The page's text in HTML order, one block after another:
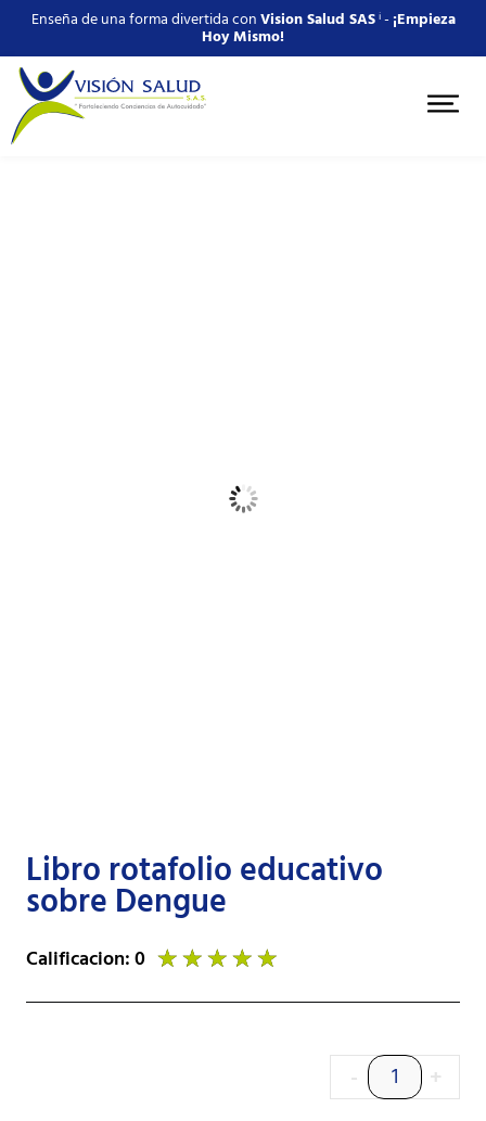
Enseña de una forma divertida conVision Salud SASⁱ -¡Empieza
Hoy Mismo!
Libro rotafolio educativo
sobre Dengue
Calificacion: 0 ★★★★★
- +